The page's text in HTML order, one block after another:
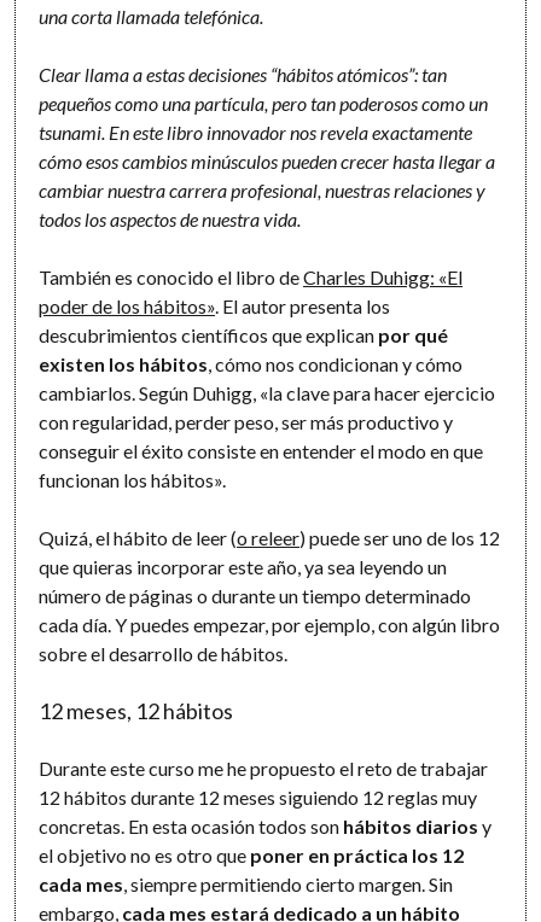
una corta llamada telefónica.
Clear llama a estas decisiones “hábitos atómicos”: tan
pequeños como una partícula, pero tan poderosos como un
tsunami. En este libro innovador nos revela exactamente
cómo esos cambios minúsculos pueden crecer hasta llegar a
cambiar nuestra carrera profesional, nuestras relaciones y
todos los aspectos de nuestra vida.
También es conocido el libro deCharles Duhigg: «El
poder de los hábitos» . El autor presenta los
descubrimientos científicos que explican por qué
existen los hábitos , cómo nos condicionan y cómo
cambiarlos. Según Duhigg, «la clave para hacer ejercicio
con regularidad, perder peso, ser más productivo y
conseguir el éxito consiste en entender el modo en que
funcionan los hábitos».
Quizá, el hábito de leer (o releer) puede ser uno de los 12
que quieras incorporar este año, ya sea leyendo un
número de páginas o durante un tiempo determinado
cada día. Y puedes empezar, por ejemplo, con algún libro
sobre el desarrollo de hábitos.
12 meses, 12 hábitos
Durante este curso me he propuesto el reto de trabajar
12 hábitos durante 12 meses siguiendo 12 reglas muy
concretas. En esta ocasión todos son hábitos diarios y
el objetivo no es otro que poner en práctica los 12
cada mes , siempre permitiendo cierto margen. Sin
embargo, cada mes estará dedicado a un hábito